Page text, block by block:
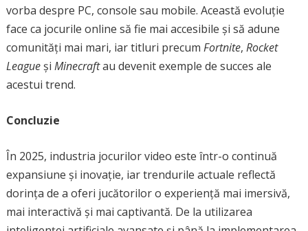
vorba despre PC, console sau mobile. Această evoluție
face ca jocurile online să fie mai accesibile și să adune
comunități mai mari, iar titluri precum Fortnite, Rocket
Leagueși Minecraftau devenit exemple de succes ale
acestui trend.
Concluzie
În 2025, industria jocurilor video este într-o continuă
expansiune și inovație, iar trendurile actuale reflectă
dorința de a oferi jucătorilor o experiență mai imersivă,
mai interactivă și mai captivantă. De la utilizarea